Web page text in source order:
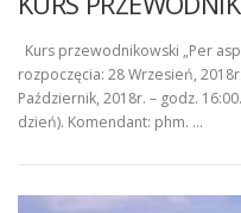
Kurs przewodnikowski „Per
rozpoczęcia: 28 Wrzesień,
Październik, 2018r. – godz.
dzień). Komendant: phm. …